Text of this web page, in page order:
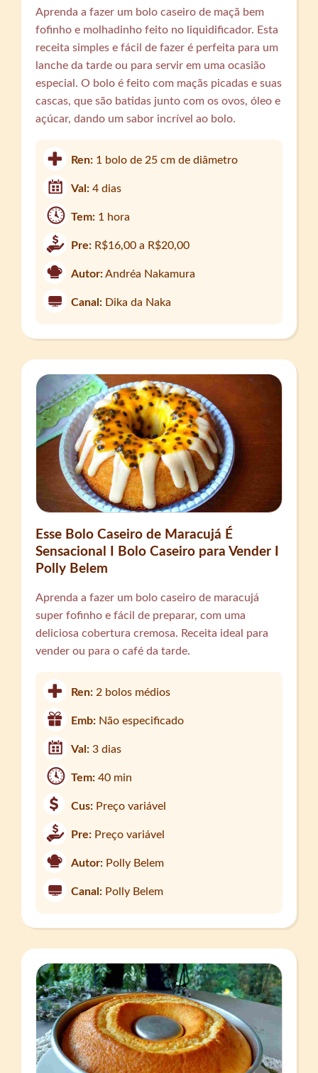
Aprenda a fazer um bolo caseiro de maçã bem
fofinho e molhadinho feito no liquidificador. Esta
receita simples e fácil de fazer é perfeita para um
lanche da tarde ou para servir em uma ocasião
especial. O bolo é feito com maçãs picadas e suas
cascas, que são batidas junto com os ovos, óleo e
açúcar, dando um sabor incrível ao bolo.
Ren: 1 bolo de 25 cm de diâmetro
Val:4 dias
Tem: 1 hora
Pre: R$16,00 a R$20,00
Autor:Andréa Nakamura
Canal: Dika da Naka
Esse Bolo Caseiro de Maracujá É
Sensacional I Bolo Caseiro para Vender I
Polly Belem
Aprenda a fazer um bolo caseiro de maracujá
super fofinho e fácil de preparar, com uma
deliciosa cobertura cremosa. Receita ideal para
vender ou para o café da tarde.
Ren: 2 bolos médios
Emb: Não especificado
Val:3 dias
Tem:40 min
Cus: Preço variável
Pre: Preço variável
Autor: Polly Belem
Canal: Polly Belem